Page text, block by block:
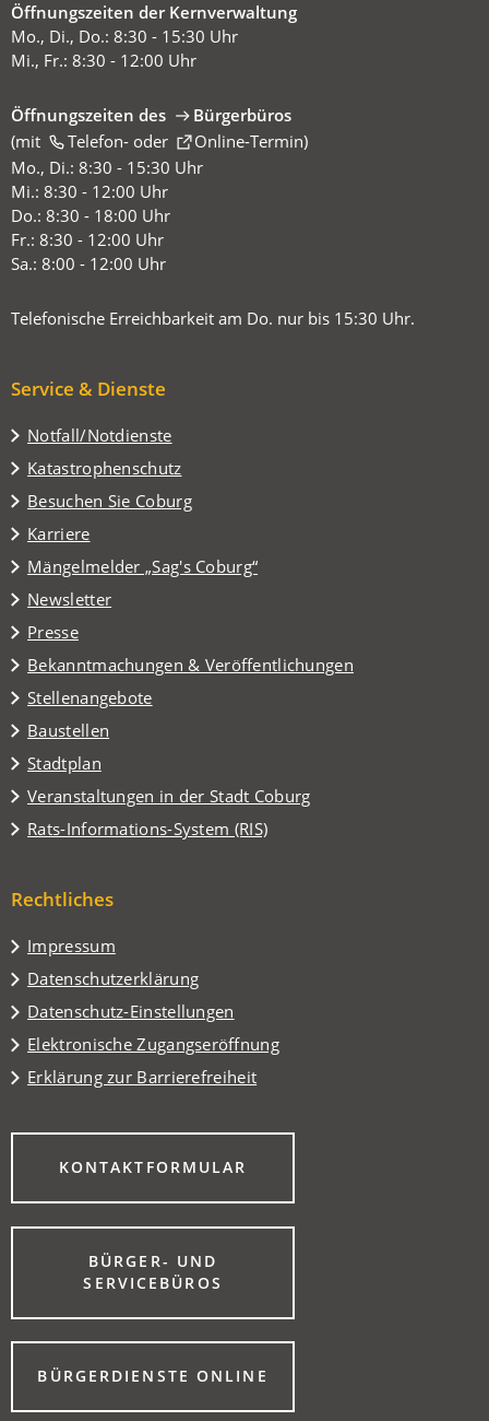
Öffnungszeiten der Kernverwaltung
Mo., Di., Do.: 8:30 - 15:30 Uhr
Mi., Fr.: 8:30 - 12:00 Uhr
Öffnungszeiten des
Bürgerbüros
(mit
Telefon-oder Online-Termin
(Öffnet
in
einem
neuen
Tab)
)
Mo., Di.: 8:30 - 15:30 Uhr
Mi.: 8:30 - 12:00 Uhr
Do.: 8:30 - 18:00 Uhr
Fr.: 8:30 - 12:00 Uhr
Sa.: 8:00 - 12:00 Uhr
Telefonische Erreichbarkeit am Do. nur bis 15:30 Uhr.
Service & Dienste
Notfall/Notdienste
Katastrophenschutz
Besuchen Sie Coburg
(Öffnet
in
einem
neuen
Tab)
Karriere
Mängelmelder „Sag's Coburg“
(Öffnet
in
einem
neuen
Tab)
Newsletter
Presse
Bekanntmachungen & Veröffentlichungen
Stellenangebote
Baustellen
Stadtplan
(Öffnet
in
einem
neuen
Veranstaltungen in der Stadt Coburg
(Öffnet
in
einem
Tab)
Rats-Informations-System (RIS)
(Öffnet
neuen
Rechtliches
Impressum
Datenschutzerklärung
Datenschutz-Einstellungen
Elektronische Zugangseröffnung
Erklärung zur Barrierefreiheit
KONTAKTFORMULAR
(ÖFFNET
NEUEN
BÜRGER- UND
SERVICEBÜROS
(ÖFFNET
EINEM
NEUEN
TAB)BÜRGERDIENSTE ONLINE
(ÖFFNET